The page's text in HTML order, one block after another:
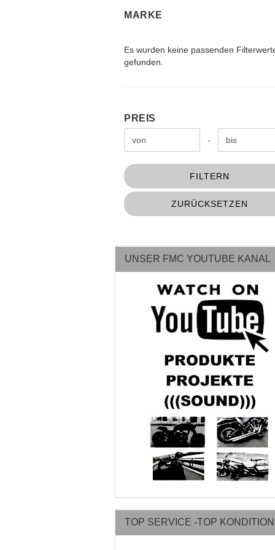
MARKE
MARKE
Es wurden keine passenden
gefunden.
PREIS
Preis bis -
FILTERN
ZURÜCKSETZEN
UNSER FMC YOUTUBE KANAL
TOP SERVICE -TOP